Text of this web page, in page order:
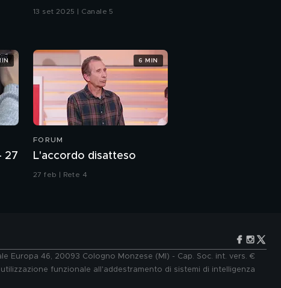
13 set 2025 | Canale 5
27
FORUM
L'accordo disatteso
27 feb | Rete 4
6 MIN
Europa 46, 20093 Cologno Monzese (MI) - Cap. Soc. int. vers. €
funzionale all'addestramento di sistemi di intelligenza